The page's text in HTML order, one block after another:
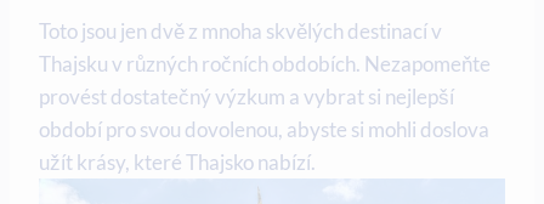
Toto jsou jen dvě z mnoha skvělých destinací v
Thajsku v různých ročních obdobích. Nezapomeňte
provést dostatečný výzkum a vybrat si nejlepší
období pro svou dovolenou, abyste si mohli doslova
užít krásy, které Thajsko nabízí.